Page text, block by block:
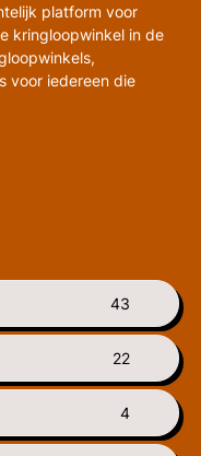
platform voor
kringloopwinkel in de
voor iedereen die
43
22
4